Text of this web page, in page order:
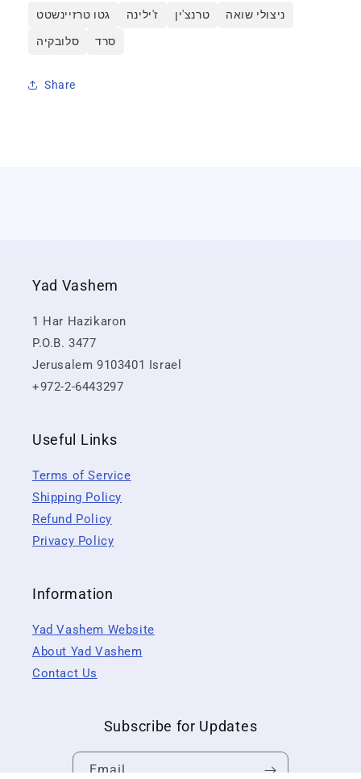
גטו טרזיינשטט
ז'ילינה טרנצ'ין ניצולי שואה
סלובקיה סרד
Share
Yad Vashem
1 Har Hazikaron
P.O.B. 3477
Jerusalem 9103401 Israel
+972-2-6443297
Useful Links
Terms of Service
Shipping Policy
Refund Policy
Privacy Policy
Information
Yad Vashem Website
About Yad Vashem
Contact Us
Subscribe for Updates
Email